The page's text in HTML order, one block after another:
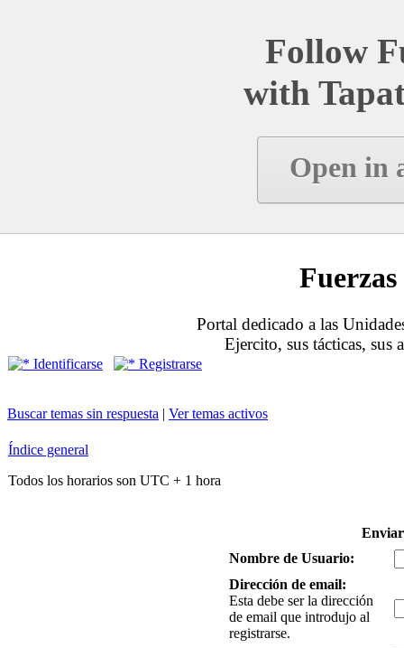
Follow
with
Open in
Portal dedicado a las
Ejercito, sus tácticas, sus
Identificarse Registrarse
Buscar temas sin respuesta | Ver temas activos
Índice general
Todos los horarios son UTC + 1 hora
Nombre de Usuario:
Dirección de email:
Esta debe ser la dirección
de email que introdujo al
registrarse.